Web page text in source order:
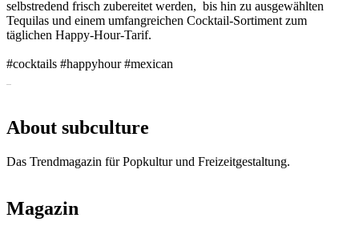
selbstredend frisch zubereitet werden, bis hin zu ausgewählten
Tequilas und einem umfangreichen Cocktail-Sortiment zum
täglichen Happy-Hour-Tarif.
#cocktails #happyhour #mexican
About subculture
Das Trendmagazin für Popkultur und Freizeitgestaltung.
Magazin